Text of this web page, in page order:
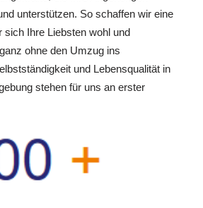
unterstützen. So schaffen wir eine
sich Ihre Liebsten wohl und
ohne den Umzug ins
und Lebensqualität in
stehen für uns an erster